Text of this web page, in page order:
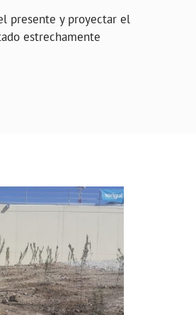
presente y proyectar el
estrechamente